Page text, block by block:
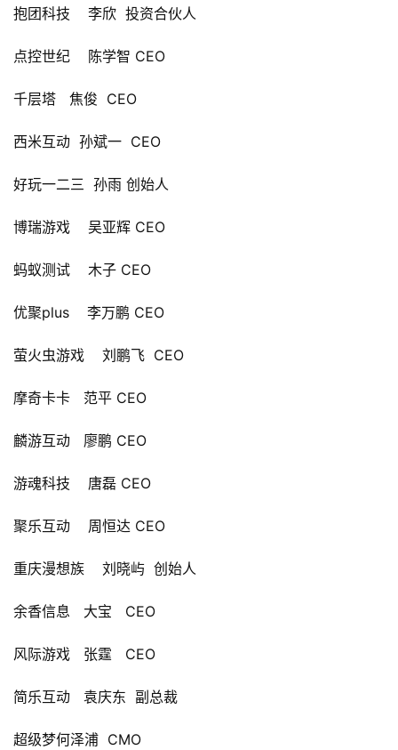
闲
戏
2
2
第
十
三
届
金
茶
奖
7
月
日
游
接
会
抱团科技 李欣  投资合伙人
点控世纪 陈学智 CEO
千层塔 焦俊  CEO
西米互动 孙斌一  CEO
好玩一二三 孙雨 创始人
博瑞游戏 吴亚辉 CEO
蚂蚁测试 木子 CEO
优聚plus 李万鹏 CEO
萤火虫游戏 刘鹏飞  CEO
摩奇卡卡 范平 CEO
麟游互动 廖鹏 CEO
游魂科技    唐磊 CEO
聚乐互动 周恒达 CEO
重庆漫想族 刘晓屿  创始人
余香信息 大宝   CEO
风际游戏 张霆   CEO
简乐互动 袁庆东  副总裁
超级梦何泽浦  CMO